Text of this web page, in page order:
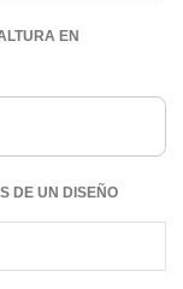
EN
DE UN DISEÑO